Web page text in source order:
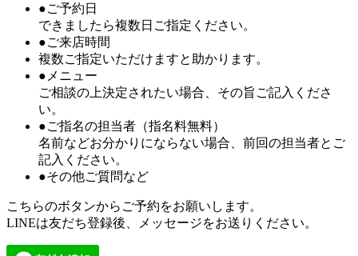
●ご予約日
できましたら複数日ご指定ください。
●ご来店時間
複数ご指定いただけますと助かります。
●メニュー
ご相談の上決定されたい場合、その旨ご記入くださ
い。
●ご指名の担当者（指名料無料）
名前などお分かりにならない場合、前回の担当者とご
記入ください。
●その他ご質問など
こちらのボタンからご予約をお願いします。
LINEは友だち登録後、メッセージをお送りください。